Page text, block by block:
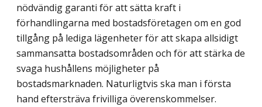
nödvändig garan­ti för att sätta kraft i
förhandlingarna med bostadsföretagen om en god
till­gång på lediga lägenheter för att skapa allsidigt
sammansatta bostadsområden och för att stärka de
svaga hushållens möjligheter på
bostadsmarknaden. Naturligtvis ska man i första
hand eftersträva frivilliga överenskommelser.